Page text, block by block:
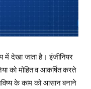
में देखा जाता है। इंजीनियर
को मोहित व आकर्षित करते
के काम को आसान बनाने